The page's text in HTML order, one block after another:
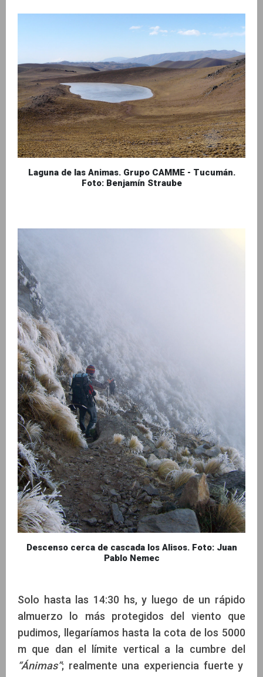
Laguna de las Animas. Grupo CAMME - Tucumán.
Foto: Benjamín Straube
Descenso cerca de cascada los Alisos. Foto: Juan
Pablo Nemec
Solo hasta las 14:30 hs, y luego de un rápido
almuerzo lo más protegidos del viento que
pudimos, llegaríamos hasta la cota de los 5000
m que dan el límite vertical a la cumbre del
“Ánimas”; realmente una experiencia fuerte y